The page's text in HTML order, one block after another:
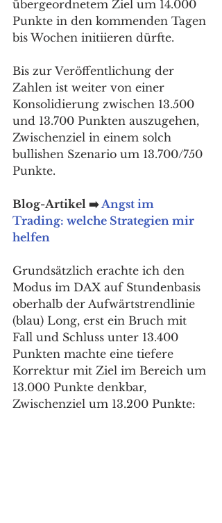
übergeordnetem Ziel um 14.000
Punkte in den kommenden Tagen
bis Wochen initiieren dürfte.
Bis zur Veröffentlichung der
Zahlen ist weiter von einer
Konsolidierung zwischen 13.500
und 13.700 Punkten auszugehen,
Zwischenziel in einem solch
bullishen Szenario um 13.700/750
Punkte.
Blog-Artikel ➡️ Angst im
Trading: welche Strategien mir
helfen
Grundsätzlich erachte ich den
Modus im DAX auf Stundenbasis
oberhalb der Aufwärtstrendlinie
(blau) Long, erst ein Bruch mit
Fall und Schluss unter 13.400
Punkten machte eine tiefere
Korrektur mit Ziel im Bereich um
13.000 Punkte denkbar,
Zwischenziel um 13.200 Punkte: